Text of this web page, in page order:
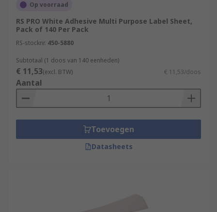
Op voorraad
RS PRO White Adhesive Multi Purpose Label Sheet,
Pack of 140 Per Pack
RS-stocknr. 450-5880
Subtotaal (1 doos van 140 eenheden)
€ 11,53(excl. BTW) € 11,53/doos
Aantal
Toevoegen
Datasheets